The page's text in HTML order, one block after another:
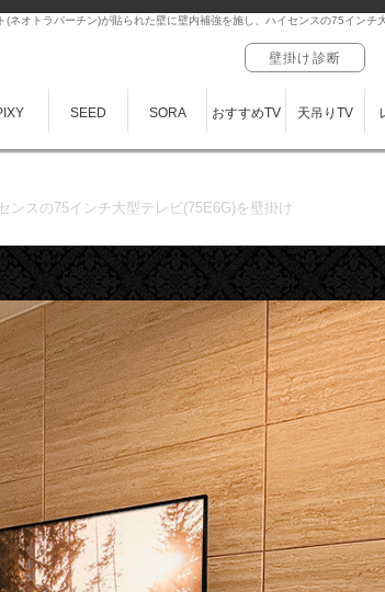
(ネオトラバーチン)が貼られた壁に壁内補強を施し、ハイセンスの75インチ
壁掛け診断
SEED SORA おすすめTV 天吊りTV
ンスの75インチ大型テレビ(75E6G)を壁掛け